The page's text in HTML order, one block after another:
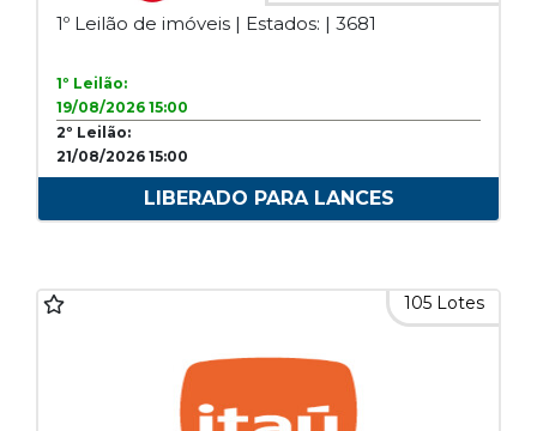
1º Leilão de imóveis | Estados: | 3681
1º Leilão:
19/08/2026 15:00
2º Leilão:
21/08/2026 15:00
LIBERADO PARA LANCES
105 Lotes